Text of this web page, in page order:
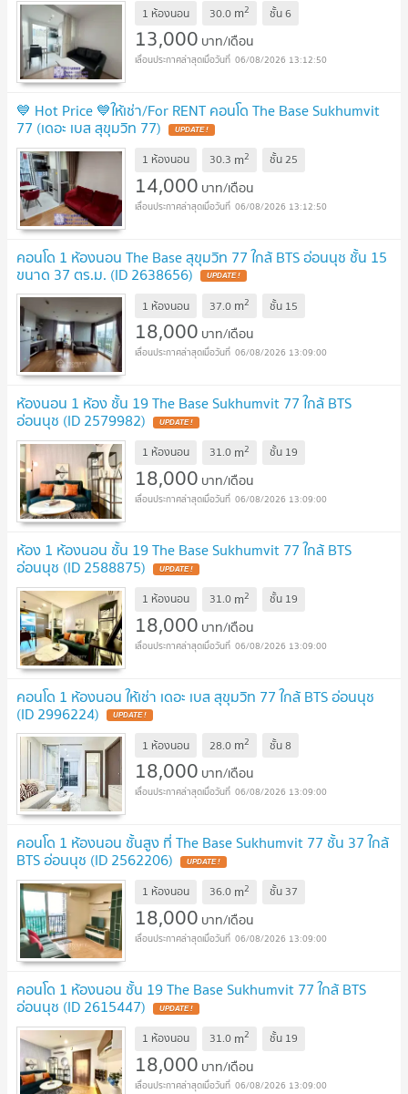
1 ห้องนอน 30.0 m2 ชั้น6
13,000 บาท/เดือน
06/08/2026 13:12:50
💙 Hot Price 💙ให้เช่า/For RENT คอนโด The Base Sukhumvit
77 (เดอะ เบส สุขุมวิท 77)
1 ห้องนอน 30.3 m2 ชั้น25
14,000 บาท/เดือน
06/08/2026 13:12:50
คอนโด 1 ห้องนอน The Base สุขุมวิท 77 ใกล้ BTS อ่อนนุช ชั้น 15
ขนาด 37 ตร.ม. (ID 2638656)
1 ห้องนอน 37.0 m2 ชั้น 15
18,000 บาท/เดือน
06/08/2026 13:09:00
ห้องนอน 1 ห้อง ชั้น 19 The Base Sukhumvit 77 ใกล้ BTS
อ่อนนุช (ID 2579982)
1 ห้องนอน 31.0 m2 ชั้น 19
18,000 บาท/เดือน
06/08/2026 13:09:00
ห้อง 1 ห้องนอน ชั้น 19 The Base Sukhumvit 77 ใกล้ BTS
อ่อนนุช (ID 2588875)
1 ห้องนอน 31.0 m2 ชั้น 19
18,000 บาท/เดือน
06/08/2026 13:09:00
คอนโด 1 ห้องนอน ให้เช่า เดอะ เบส สุขุมวิท 77 ใกล้ BTS อ่อนนุช
(ID 2996224)
1 ห้องนอน 28.0 m2 ชั้น8
18,000 บาท/เดือน
06/08/2026 13:09:00
คอนโด 1 ห้องนอน ชั้นสูง ที่ The Base Sukhumvit 77 ชั้น 37 ใกล้
BTS อ่อนนุช (ID 2562206)
1 ห้องนอน 36.0 m2 ชั้น 37
18,000 บาท/เดือน
06/08/2026 13:09:00
คอนโด 1 ห้องนอน ชั้น 19 The Base Sukhumvit 77 ใกล้ BTS
อ่อนนุช (ID 2615447)
1 ห้องนอน 31.0 m2 ชั้น 19
18,000 บาท/เดือน
06/08/2026 13:09:00